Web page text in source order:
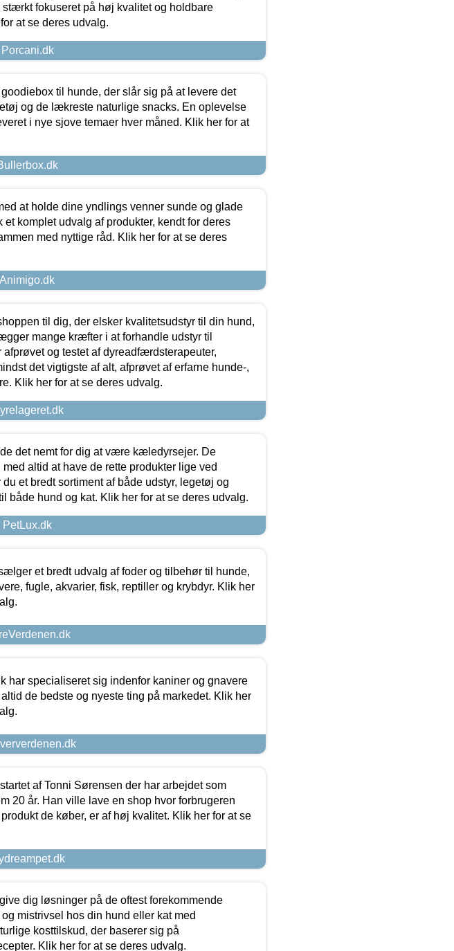
stærkt fokuseret på høj kvalitet og holdbare
at se deres udvalg.
til hunde, der slår sig på at levere det
og de lækreste naturlige snacks. En oplevelse
i nye sjove temaer hver måned. Klik her for at
at holde dine yndlings venner sunde og glade
et komplet udvalg af produkter, kendt for deres
med nyttige råd. Klik her for at se deres
til dig, der elsker kvalitetsudstyr til din hund,
mange kræfter i at forhandle udstyr til
og testet af dyreadfærdsterapeuter,
det vigtigste af alt, afprøvet af erfarne hunde-,
Klik her for at se deres udvalg.
det nemt for dig at være kæledyrsejer. De
altid at have de rette produkter lige ved
et bredt sortiment af både udstyr, legetøj og
både hund og kat. Klik her for at se deres udvalg.
PetLux.dk
et bredt udvalg af foder og tilbehør til hunde,
fugle, akvarier, fisk, reptiller og krybdyr. Klik her
har specialiseret sig indenfor kaniner og gnavere
de bedste og nyeste ting på markedet. Klik her
af Tonni Sørensen der har arbejdet som
20 år. Han ville lave en shop hvor forbrugeren
de køber, er af høj kvalitet. Klik her for at se
dig løsninger på de oftest forekommende
mistrivsel hos din hund eller kat med
kosttilskud, der baserer sig på
Klik her for at se deres udvalg.